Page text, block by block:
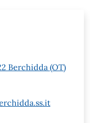
Berchidda (OT)